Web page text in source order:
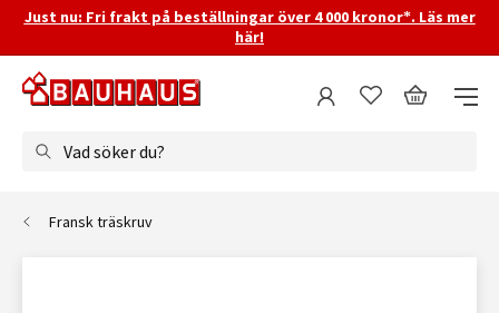
Just nu: Fri frakt på beställningar över 4 000 kronor*. Läs mer
här!
Vad söker du?
Fransk träskruv